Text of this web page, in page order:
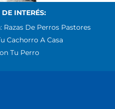
INTERÉS:
De Perros Pastores
Cachorro A Casa
Tu Perro